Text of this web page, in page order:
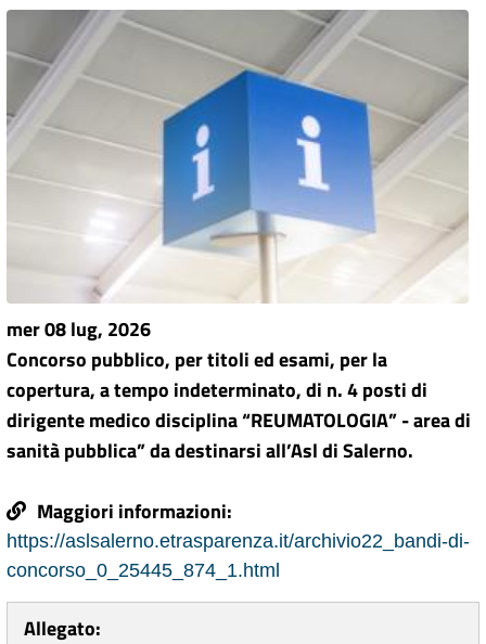
mer 08 lug, 2026
Concorso pubblico, per titoli ed esami, per la
copertura, a tempo indeterminato, di n. 4 posti di
dirigente medico disciplina “REUMATOLOGIA” - area di
sanità pubblica” da destinarsi all’Asl di Salerno.
Maggiori informazioni:
https://aslsalerno.etrasparenza.it/archivio22_bandi-di-
concorso_0_25445_874_1.html
Allegato: